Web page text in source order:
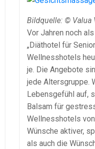
Bildquelle: © Valua
Vor Jahren noch
„Diäthotel für
Wellnesshotels
je. Die Angebote
jede Altersgruppe.
Lebensgefühl auf,
Balsam für
Wellnesshotels
Wünsche aktiver,
als auch die